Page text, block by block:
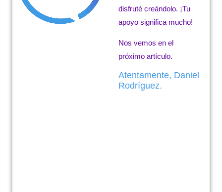
disfruté creándolo. ¡Tu
apoyo significa mucho!
Nos vemos en el
próximo artículo.
Atentamente, Daniel
Rodríguez.